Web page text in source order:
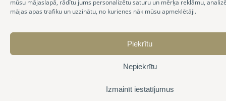
mūsu mājaslapā, rādītu jums personalizētu saturu un mērķa reklāmu,
mājaslapas trafiku un uzzinātu, no kurienes nāk mūsu apmeklētāji.
Piekrītu
Nepiekrītu
Izmainīt iestatījumus